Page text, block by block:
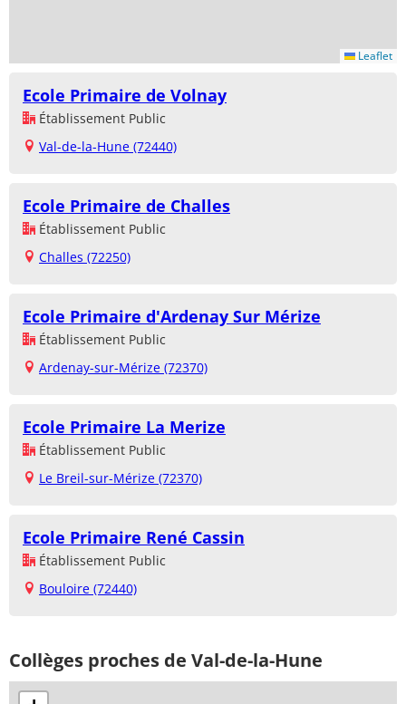
Leaflet
Ecole Primaire de Volnay
Établissement Public
Val-de-la-Hune (72440)
Ecole Primaire de Challes
Établissement Public
Challes (72250)
Ecole Primaire d'Ardenay Sur Mérize
Établissement Public
Ardenay-sur-Mérize (72370)
Ecole Primaire La Merize
Établissement Public
Le Breil-sur-Mérize (72370)
Ecole Primaire René Cassin
Établissement Public
Bouloire (72440)
Collèges proches de Val-de-la-Hune